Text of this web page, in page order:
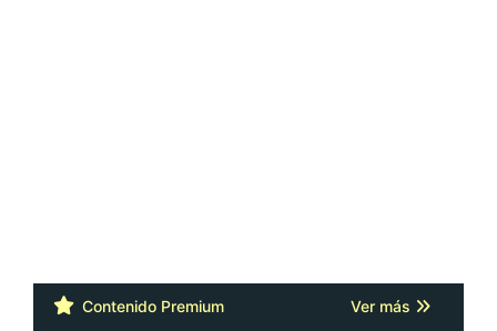
Contenido Premium Ver más